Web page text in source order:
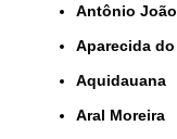
Antônio João
Aparecida
Aquidauana
Aral Moreira